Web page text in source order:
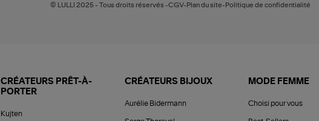
© LULLI 2025 - Tous droits réservés -CGV-Plan du site-Politique de confidentialité
CRÉATEURS PRÊT-À-
PORTER
Kujten
CRÉATEURS BIJOUX
Aurélie Bidermann
MODE FEMME
Choisi pour vous